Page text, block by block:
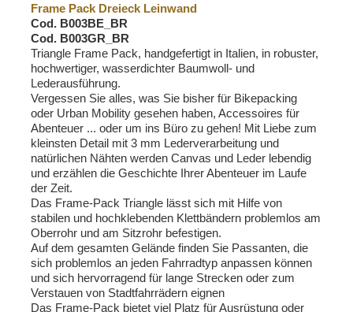
Frame Pack Dreieck Leinwand
Cod. B003BE_BR
Cod. B003GR_BR
Triangle Frame Pack, handgefertigt in Italien, in robuster,
hochwertiger, wasserdichter Baumwoll- und
Lederausführung.
Vergessen Sie alles, was Sie bisher für Bikepacking
oder Urban Mobility gesehen haben, Accessoires für
Abenteuer ... oder um ins Büro zu gehen! Mit Liebe zum
kleinsten Detail mit 3 mm Lederverarbeitung und
natürlichen Nähten werden Canvas und Leder lebendig
und erzählen die Geschichte Ihrer Abenteuer im Laufe
der Zeit.
Das Frame-Pack Triangle lässt sich mit Hilfe von
stabilen und hochklebenden Klettbändern problemlos am
Oberrohr und am Sitzrohr befestigen.
Auf dem gesamten Gelände finden Sie Passanten, die
sich problemlos an jeden Fahrradtyp anpassen können
und sich hervorragend für lange Strecken oder zum
Verstauen von Stadtfahrrädern eignen
Das Frame-Pack bietet viel Platz für Ausrüstung oder